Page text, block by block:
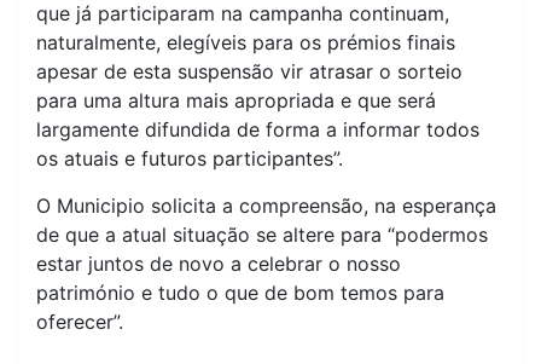
que já participaram na campanha continuam,
naturalmente, elegíveis para os prémios finais
apesar de esta suspensão vir atrasar o sorteio
para uma altura mais apropriada e que será
largamente difundida de forma a informar todos
os atuais e futuros participantes”.
O Municipio solicita a compreensão, na esperança
de que a atual situação se altere para “podermos
estar juntos de novo a celebrar o nosso
património e tudo o que de bom temos para
oferecer”.